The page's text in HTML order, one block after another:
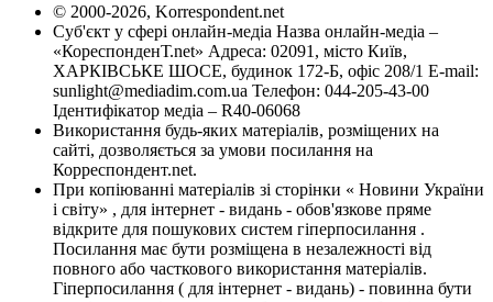
© 2000-2026, Korrespondent.net
Суб'єкт у сфері онлайн-медіа Назва онлайн-медіа –
«КореспонденТ.net» Адреса: 02091, місто Київ,
ХАРКІВСЬКЕ ШОСЕ, будинок 172-Б, офіс 208/1 E-mail:
sunlight@mediadim.com.ua Телефон: 044-205-43-00
Ідентифікатор медіа – R40-06068
Використання будь-яких матеріалів, розміщених на
сайті, дозволяється за умови посилання на
Корреспондент.net.
При копіюванні матеріалів зі сторінки « Новини України
і світу» , для інтернет - видань - обов'язкове пряме
відкрите для пошукових систем гіперпосилання .
Посилання має бути розміщена в незалежності від
повного або часткового використання матеріалів.
Гіперпосилання ( для інтернет - видань) - повинна бути